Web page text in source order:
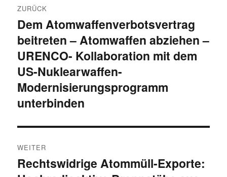
ZURÜCK
Vorheriger
Beitrag:
Dem Atomwaffenverbotsvertrag
beitreten – Atomwaffen abziehen –
URENCO- Kollaboration mit dem
US-Nuklearwaffen-
Modernisierungsprogramm
unterbinden
WEITER
Nächster
Rechtswidrige Atommüll-Exporte: